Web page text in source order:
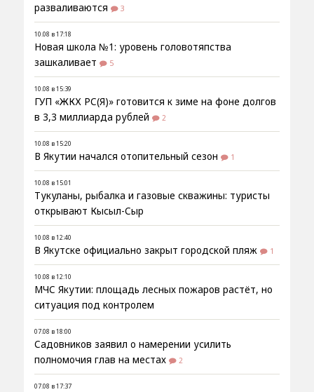
разваливаются
3
10.08 в 17:18
Новая школа №1: уровень головотяпства
зашкаливает
5
10.08 в 15:39
ГУП «ЖКХ РС(Я)» готовится к зиме на фоне долгов
в 3,3 миллиарда рублей
2
10.08 в 15:20
В Якутии начался отопительный сезон 1
10.08 в 15:01
Тукуланы, рыбалка и газовые скважины: туристы
открывают Кысыл-Сыр
10.08 в 12:40
В Якутске официально закрыт городской пляж 1
10.08 в 12:10
МЧС Якутии: площадь лесных пожаров растёт, но
ситуация под контролем
07.08 в 18:00
Садовников заявил о намерении усилить
полномочия глав на местах
2
07.08 в 17:37